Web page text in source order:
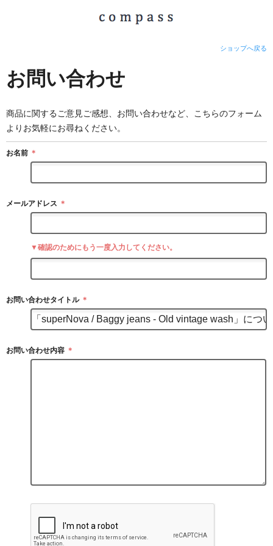
ショップへ戻る
お問い合わせ
商品に関するご意見ご感想、お問い合わせなど、こちらのフォーム
よりお気軽にお尋ねください。
お名前 ＊
メールアドレス ＊
▼確認のためにもう一度入力してください。
お問い合わせタイトル ＊
お問い合わせ内容 ＊